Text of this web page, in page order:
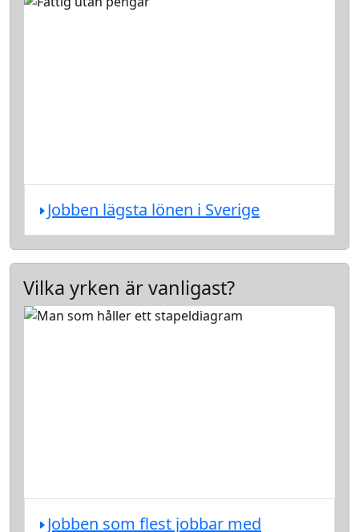
Jobben lägsta lönen i Sverige
Vilka yrken är vanligast?
Jobben som flest jobbar med